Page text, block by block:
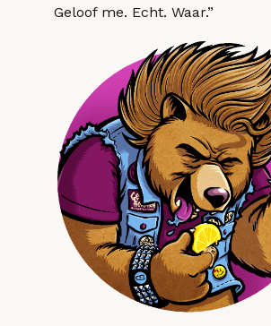
Geloof me. Echt. Waar.”